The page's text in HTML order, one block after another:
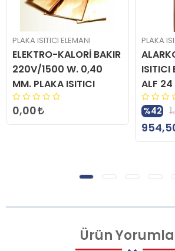
PLAKA ISITICI ELEMANI
ELEKTRO-KALORİ BAKIR
220V/1500 W. 0,40
MM. PLAKA ISITICI
0,00
PLAKA
ISITICI
ALF 24
%42
Ürün